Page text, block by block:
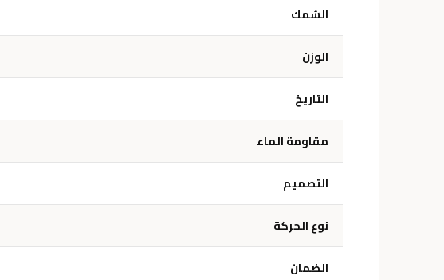
السُمك
الوزن
التاريخ
مقاومة الماء
التصميم
نوع الحركة
الضمان